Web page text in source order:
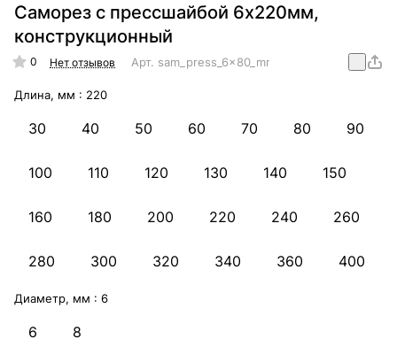
Саморез с прессшайбой 6х220мм,
конструкционный
0 Нет отзывов Арт. sam_press_6x80_mm_konstr
Длина, мм : 220
30 40 50 60 70 80 90
100 110 120 130 140 150
160 180 200 220 240 260
280 300 320 340 360 400
Диаметр, мм : 6
6 8